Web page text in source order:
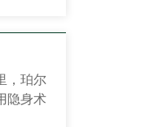
，珀尔
隐身术
的隐